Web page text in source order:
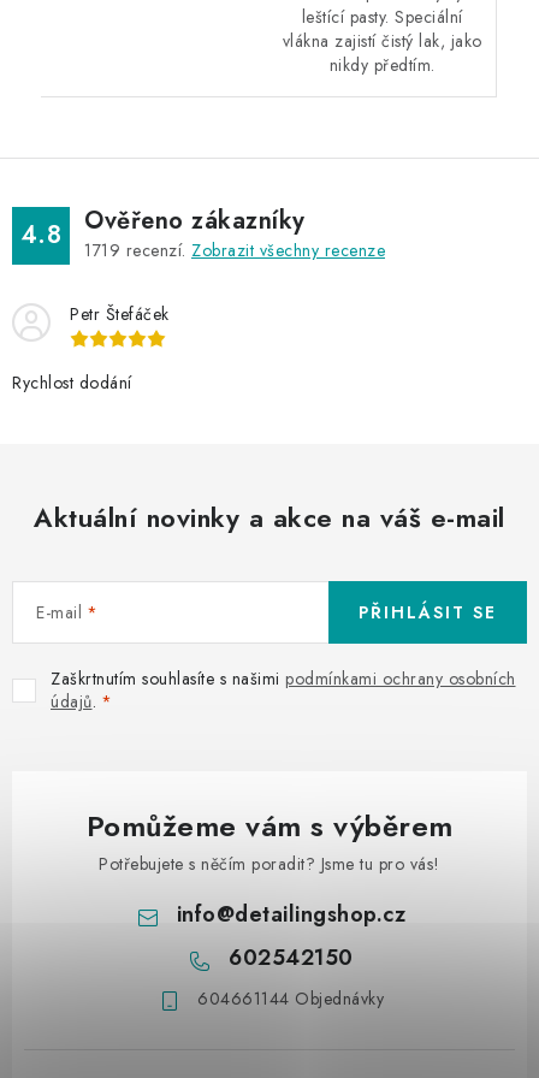
leštící pasty. Speciální
vlákna zajistí čistý lak, jako
nikdy předtím.
4.8 Ověřeno zákazníky
1719 recenzí. Zobrazit všechny recenze
Petr Štefáček
Rychlost dodání
Aktuální novinky a akce na váš e-mail
E-mail
Zaškrtnutím souhlasíte s našimi podmínkami ochrany osobních
údajů.
PŘIHLÁSIT SE
Pomůžeme vám s výběrem
Potřebujete s něčím poradit? Jsme tu pro vás!
info@detailingshop.cz
602542150
604661144 Objednávky